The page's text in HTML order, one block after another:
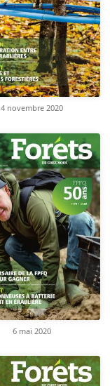
4 novembre 2020
6 mai 2020